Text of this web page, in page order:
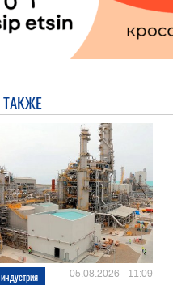
ТАКЖЕ
05.08.2026 - 11:09